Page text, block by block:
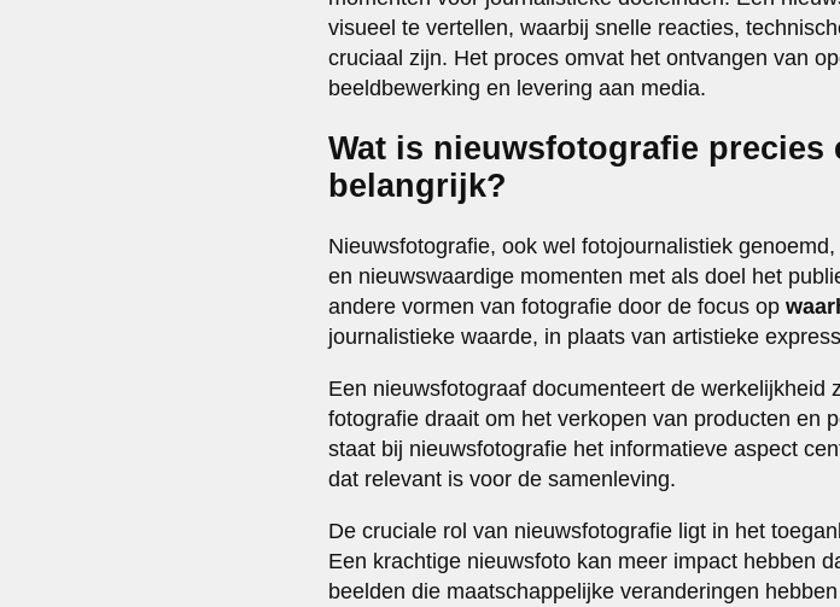
visueel te vertellen, waarbij snelle reacties,
cruciaal zijn. Het proces omvat het ontvangen van
beeldbewerking en levering aan media.
Wat is nieuwsfotografie precies
belangrijk?
Nieuwsfotografie, ook wel fotojournalistiek
en nieuwswaardige momenten met als doel het
andere vormen van fotografie door de focus op
journalistieke waarde, in plaats van artistieke
Een nieuwsfotograaf documenteert de
fotografie draait om het verkopen van producten en
staat bij nieuwsfotografie het informatieve aspect
dat relevant is voor de samenleving.
De cruciale rol van nieuwsfotografie ligt in het
Een krachtige nieuwsfoto kan meer impact hebben
beelden die maatschappelijke veranderingen